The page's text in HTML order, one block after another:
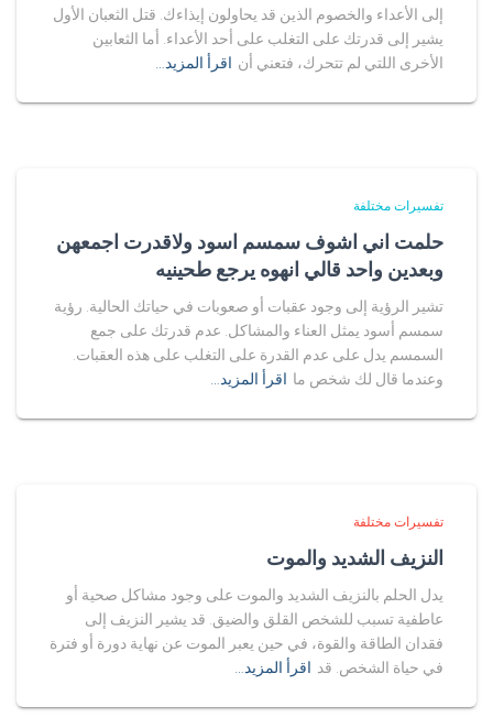
إلى الأعداء والخصوم الذين قد يحاولون إيذاءك. قتل الثعبان الأول
يشير إلى قدرتك على التغلب على أحد الأعداء. أما الثعابين
الأخرى اللتي لم تتحرك، فتعني أن اقرأ المزيد…
تفسيرات مختلفة
حلمت اني اشوف سمسم اسود ولاقدرت اجمعهن
وبعدين واحد قالي انهوه يرجع طحينيه
تشير الرؤية إلى وجود عقبات أو صعوبات في حياتك الحالية. رؤية
سمسم أسود يمثل العناء والمشاكل. عدم قدرتك على جمع
السمسم يدل على عدم القدرة على التغلب على هذه العقبات.
وعندما قال لك شخص ما اقرأ المزيد…
تفسيرات مختلفة
النزيف الشديد والموت
يدل الحلم بالنزيف الشديد والموت على وجود مشاكل صحية أو
عاطفية تسبب للشخص القلق والضيق. قد يشير النزيف إلى
فقدان الطاقة والقوة، في حين يعبر الموت عن نهاية دورة أو فترة
في حياة الشخص. قد اقرأ المزيد…